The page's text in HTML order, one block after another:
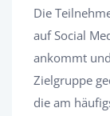
Die
auf Social
ankommt
Zielgruppe
die am